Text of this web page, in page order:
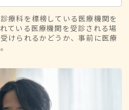
療科を標榜している医療機関を
ている医療機関を受診される場
けられるかどうか、事前に医療